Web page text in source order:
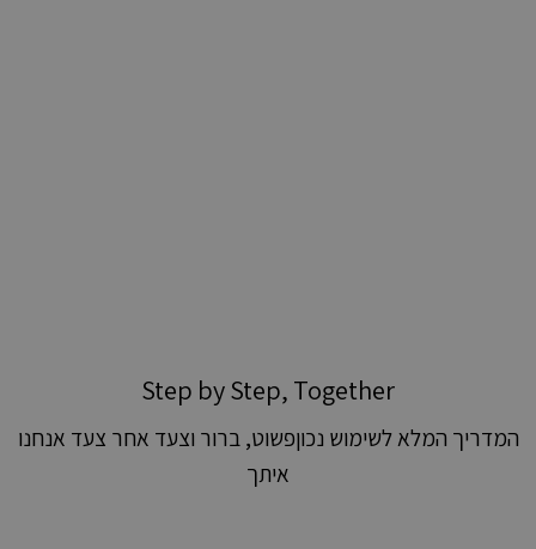
Step by Step, Together
המדריך המלא לשימוש נכוןפשוט, ברור וצעד אחר צעד אנחנו
איתך